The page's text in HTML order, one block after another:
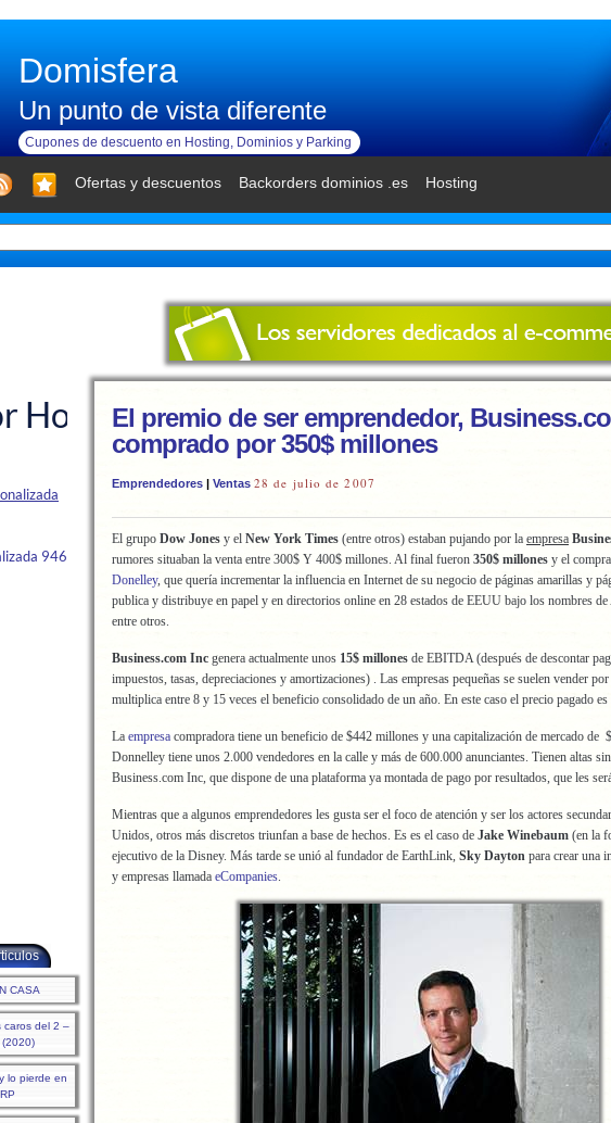
Domisfera
Un punto de vista diferente
Cupones de descuento en Hosting, Dominios y Parking
Ofertas y descuentos Backorders dominios .es Hosting
CASA
caros del 2 –
lo pierde en
El premio de ser emprendedor,
comprado por 350$ millones
Emprendedores | Ventas 28 de julio de 2007
El grupo Dow Jones y el New York Times (entre otros) estaban pujando por la empresa
rumores situaban la venta entre 300$ Y 400$ millones. Al final fueron 350$ millones y el
Donelley, que quería incrementar la influencia en Internet de su negocio de páginas amarillas y
publica y distribuye en papel y en directorios online en 28 estados de EEUU bajo los nombres
entre otros.
Business.com Inc genera actualmente unos 15$ millones de EBITDA (después de descontar
impuestos, tasas, depreciaciones y amortizaciones) . Las empresas pequeñas se suelen vender
multiplica entre 8 y 15 veces el beneficio consolidado de un año. En este caso el precio pagado
La empresa compradora tiene un beneficio de $442 millones y una capitalización de mercado de
Donnelley tiene unos 2.000 vendedores en la calle y más de 600.000 anunciantes. Tienen altas
Business.com Inc, que dispone de una plataforma ya montada de pago por resultados, que les
Mientras que a algunos emprendedores les gusta ser el foco de atención y ser los actores
Unidos, otros más discretos triunfan a base de hechos. Es es el caso de Jake Winebaum (en la
ejecutivo de la Disney. Más tarde se unió al fundador de EarthLink, Sky Dayton para crear una
y empresas llamada eCompanies.